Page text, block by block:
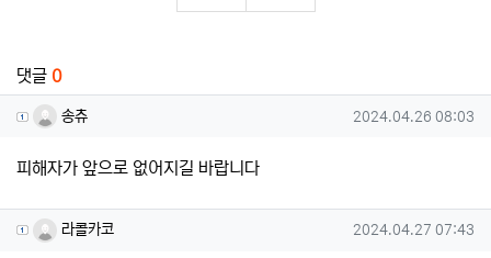
추천
비추천
댓글 0
송츄님의 댓글
송츄 작성일
2024.04.26 08:03
피해자가 앞으로 없어지길 바랍니다
라콜카코님의 댓글
라콜카코 작성일
2024.04.27 07:43